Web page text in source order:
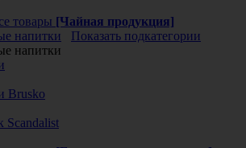
товары [Чайная продукция]
напитки
Показать подкатегории
напитки
Brusko
Scandalist